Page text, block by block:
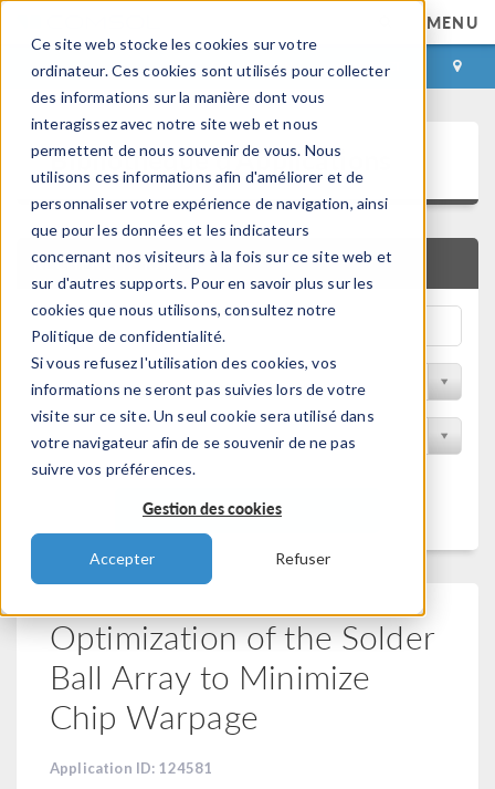
Ce site web stocke les cookies sur votre
ordinateur. Ces cookies sont utilisés pour collecter
des informations sur la manière dont vous
interagissez avec notre site web et nous
permettent de nous souvenir de vous. Nous
utilisons ces informations afin d'améliorer et de
personnaliser votre expérience de navigation, ainsi
que pour les données et les indicateurs
concernant nos visiteurs à la fois sur ce site web et
sur d'autres supports. Pour en savoir plus sur les
cookies que nous utilisons, consultez notre
Politique de confidentialité.
Si vous refusez l'utilisation des cookies, vos
informations ne seront pas suivies lors de votre
visite sur ce site. Un seul cookie sera utilisé dans
votre navigateur afin de se souvenir de ne pas
suivre vos préférences.
Gestion des cookies
Accepter Refuser
MENU
CONNEXION CONTACT
Bibliothèque d'Applications
RECHERCHE RAPIDE
Trier par Discipline
Filtrer par produit
Filtrer
Optimization of the Solder
Ball Array to Minimize
Chip Warpage
Application ID: 124581